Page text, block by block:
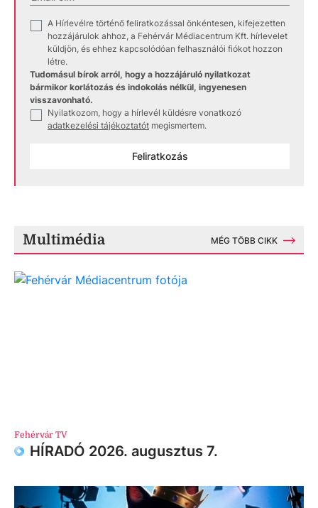
A Hírlevélre történő feliratkozással önkéntesen, kifejezetten
hozzájárulok ahhoz, a Fehérvár Médiacentrum Kft. hírlevelet
küldjön, és ehhez kapcsolódóan felhasználói fiókot hozzon
létre.
Tudomásul bírok arról, hogy a hozzájáruló nyilatkozat
bármikor korlátozás és indokolás nélkül, ingyenesen
visszavonható.
Nyilatkozom, hogy a hírlevél küldésre vonatkozó
adatkezelési tájékoztatót megismertem.
Feliratkozás
Multimédia MÉG TÖBB CIKK
Fehérvár TV
HÍRADÓ 2026. augusztus 7.